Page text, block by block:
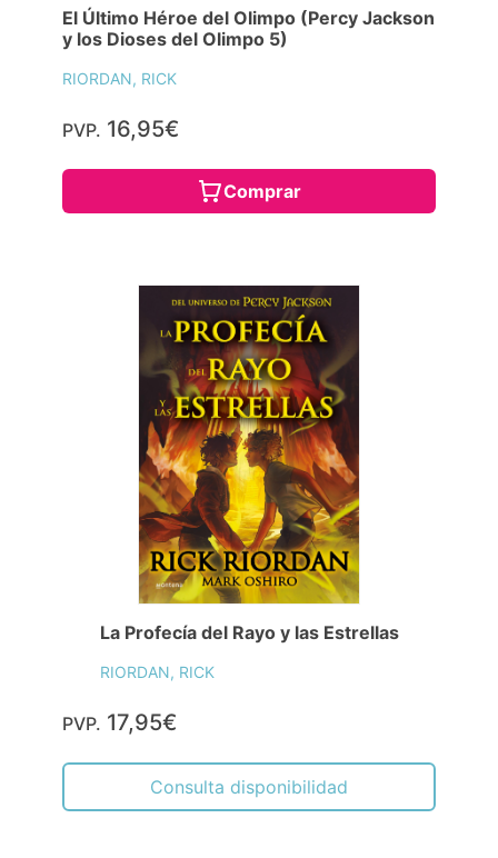
El Último Héroe del Olimpo (Percy Jackson
y los Dioses del Olimpo 5)
RIORDAN, RICK
PVP. 16,95€
Comprar
La Profecía del Rayo y las Estrellas
RIORDAN, RICK
PVP. 17,95€
Consulta disponibilidad